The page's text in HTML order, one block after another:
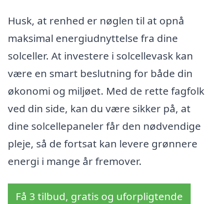
Husk, at renhed er nøglen til at opnå
maksimal energiudnyttelse fra dine
solceller. At investere i solcellevask kan
være en smart beslutning for både din
økonomi og miljøet. Med de rette fagfolk
ved din side, kan du være sikker på, at
dine solcellepaneler får den nødvendige
pleje, så de fortsat kan levere grønnere
energi i mange år fremover.
Få 3 tilbud, gratis og uforpligtende